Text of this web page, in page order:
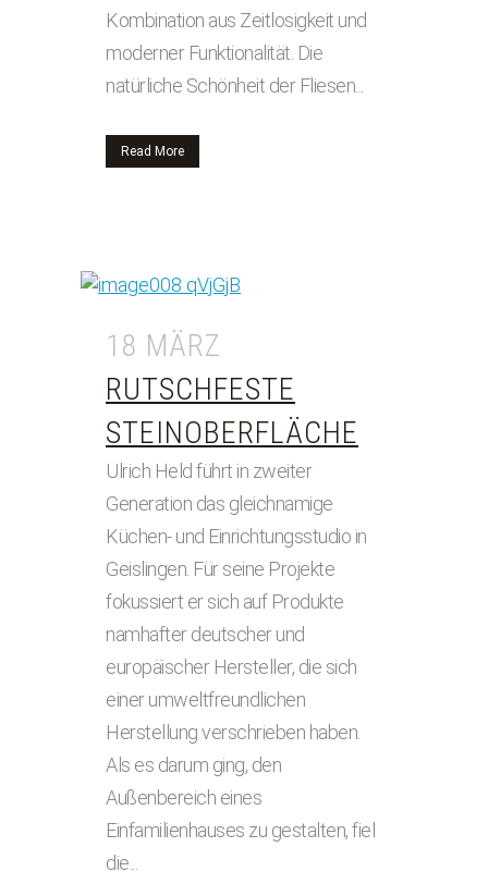
Kombination aus Zeitlosigkeit und
moderner Funktionalität. Die
natürliche Schönheit der Fliesen...
Read More
18 MÄRZ
RUTSCHFESTE
STEINOBERFLÄCHE
Ulrich Held führt in zweiter
Generation das gleichnamige
Küchen- und Einrichtungsstudio in
Geislingen. Für seine Projekte
fokussiert er sich auf Produkte
namhafter deutscher und
europäischer Hersteller, die sich
einer umweltfreundlichen
Herstellung verschrieben haben.
Als es darum ging, den
Außenbereich eines
Einfamilienhauses zu gestalten, fiel
die...